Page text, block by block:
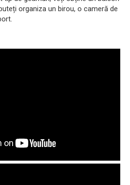
organiza un birou, o cameră de